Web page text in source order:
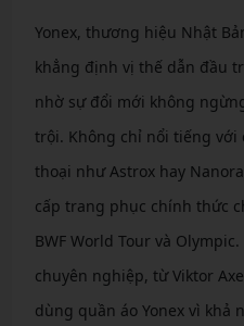
Yonex, thương hiệu Nhật
khẳng định vị thế dẫn đầu
nhờ sự đổi mới không
trội. Không chỉ nổi tiếng với
thoại như Astrox hay
cấp trang phục chính thức
BWF World Tour và
chuyên nghiệp, từ Viktor
dùng quần áo Yonex vì khả